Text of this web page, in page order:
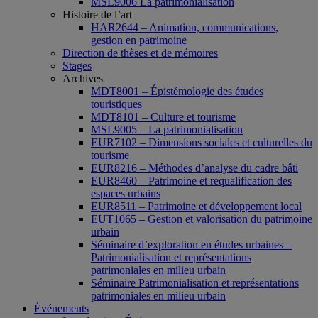
Histoire de l’art
HAR2644 – Animation, communications,
gestion en patrimoine
Direction de thèses et de mémoires
Stages
Archives
MDT8001 – Épistémologie des études
touristiques
MDT8101 – Culture et tourisme
MSL9005 – La patrimonialisation
EUR7102 – Dimensions sociales et culturelles du
tourisme
EUR8216 – Méthodes d’analyse du cadre bâti
EUR8460 – Patrimoine et requalification des
espaces urbains
EUR8511 – Patrimoine et développement local
EUT1065 – Gestion et valorisation du patrimoine
urbain
Séminaire d’exploration en études urbaines –
Patrimonialisation et représentations
patrimoniales en milieu urbain
Séminaire Patrimonialisation et représentations
patrimoniales en milieu urbain
Événements